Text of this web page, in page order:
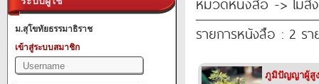
ม.สุโขทัยธรรมาธิราช
เข้าสู่ระบบสมาชิก
รายการหนังสือ : 2 รา
ภูมิปัญญาผู้สู